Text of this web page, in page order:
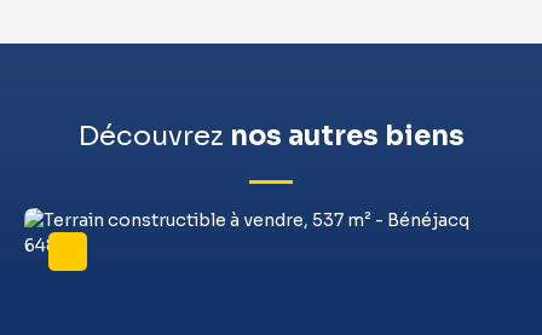
Découvrez nos autres biens